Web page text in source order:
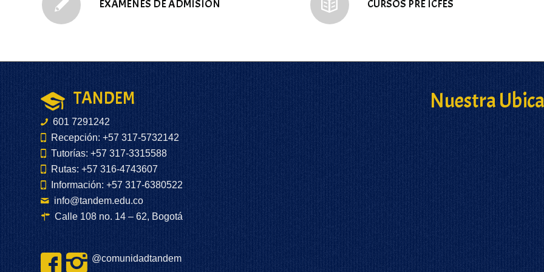
EXÁMENES DE ADMISIÓN CURSOS PRE ICFES
TANDEM
601 7291242
Recepción: +57 317-5732142
Tutorías: +57 317-3315588
Rutas: +57 316-4743607
Información: +57 317-6380522
info@tandem.edu.co
Calle 108 no. 14 – 62, Bogotá
@comunidadtandem
Nuestra